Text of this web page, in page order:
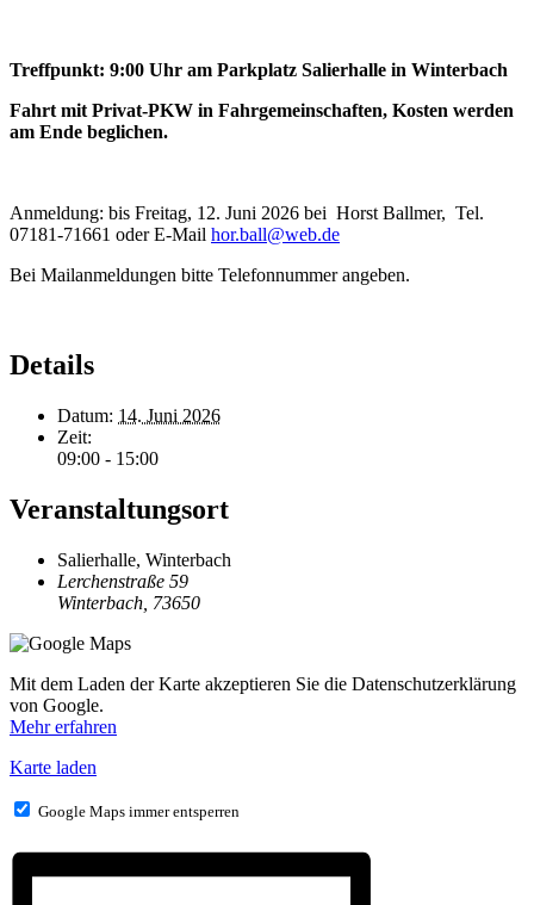
Treffpunkt: 9:00 Uhr am Parkplatz Salierhalle in Winterbach
Fahrt mit Privat-PKW in Fahrgemeinschaften, Kosten werden
am Ende beglichen.
Anmeldung: bis Freitag, 12. Juni 2026 bei Horst Ballmer, Tel.
07181-71661 oder E-Mail hor.ball@web.de
Bei Mailanmeldungen bitte Telefonnummer angeben.
Details
Datum: 14. Juni 2026
Zeit:
09:00 - 15:00
Veranstaltungsort
Salierhalle, Winterbach
Lerchenstraße 59
Winterbach 73650
Mit dem Laden der Karte akzeptieren Sie die Datenschutzerklärung
von Google.
Mehr erfahren
Karte laden
Google Maps immer entsperren